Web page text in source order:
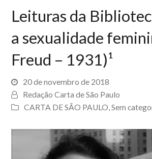
Leituras da
a sexualidade
Freud – 1931)¹
20 de novembro de 2018
Redação Carta de São Paulo
CARTA DE SÃO PAULO,Sem